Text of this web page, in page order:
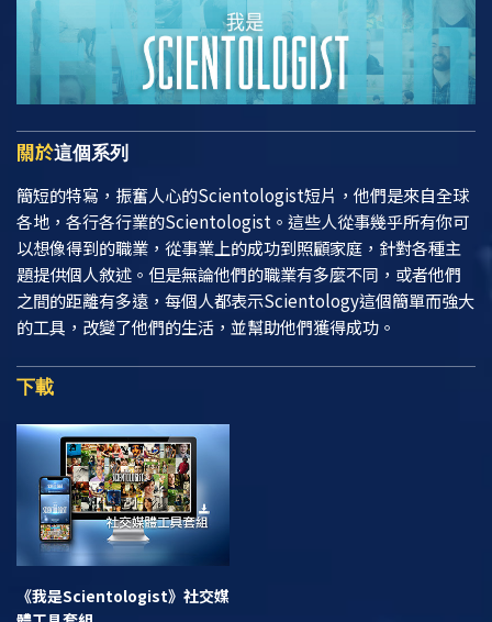
關於這個系列
簡短的特寫，振奮人心的Scientologist短片，他們是來自全球
各地，各行各行業的Scientologist。這些人從事幾乎所有你可
以想像得到的職業，從事業上的成功到照顧家庭，針對各種主
題提供個人敘述。但是無論他們的職業有多麼不同，或者他們
之間的距離有多遠，每個人都表示Scientology這個簡單而強大
的工具，改變了他們的生活，並幫助他們獲得成功。
下載
《我是Scientologist》 社交媒